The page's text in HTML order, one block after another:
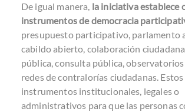
De igual manera, la iniciativa establece
instrumentos de democracia
presupuesto participativo, parlamento
cabildo abierto, colaboración
pública, consulta pública,
redes de contralorías ciudadanas. Estos
instrumentos institucionales, legales o
administrativos para que las personas